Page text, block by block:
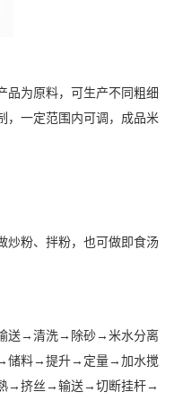
品为原料，可生产不同粗细
，一定范围内可调，成品米
炒粉、拌粉，也可做即食汤
送→清洗→除砂→米水分离
储料→提升→定量→加水搅
→挤丝→输送→切断挂杆→